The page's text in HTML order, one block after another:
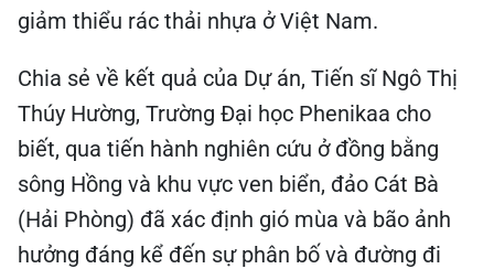
giảm thiểu rác thải nhựa ở Việt Nam.
Chia sẻ về kết quả của Dự án, Tiến sĩ Ngô Thị
Thúy Hường, Trường Đại học Phenikaa cho
biết, qua tiến hành nghiên cứu ở đồng bằng
sông Hồng và khu vực ven biển, đảo Cát Bà
(Hải Phòng) đã xác định gió mùa và bão ảnh
hưởng đáng kể đến sự phân bố và đường đi